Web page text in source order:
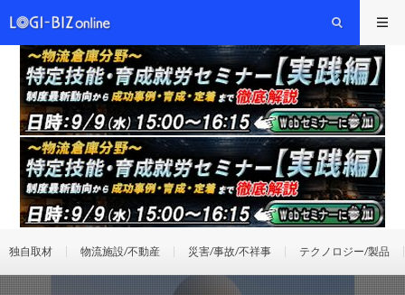
独自取材 物流施設/不動産 災害/事故/不祥事 テクノロジー/製品